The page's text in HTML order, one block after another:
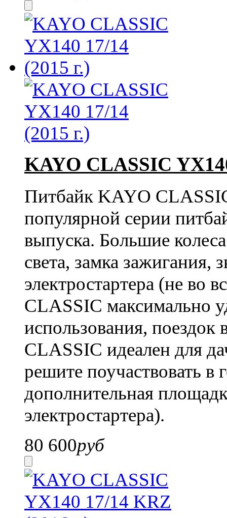
KAYO CLASSIC
Питбайк KAYO
популярной серии
выпуска. Большие
света, замка зажигания,
электростартера (не во
CLASSIC максимально
использования, поездок
CLASSIC идеален для
решите поучаствовать в
дополнительная
электростартера).
80 600руб